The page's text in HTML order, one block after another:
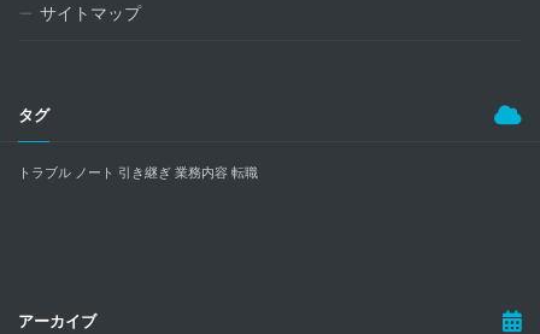
サイトマップ
タグ
トラブル ノート 引き継ぎ 業務内容 転職
アーカイブ